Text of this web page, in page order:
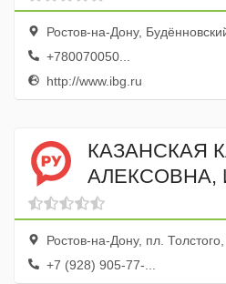
Ростов-на-Дону, Будённовский
+780070050...
http://www.ibg.ru
КАЗАНСКАЯ
АЛЕКСОВНА,
Ростов-на-Дону, пл.
+7 (928) 905-77-...